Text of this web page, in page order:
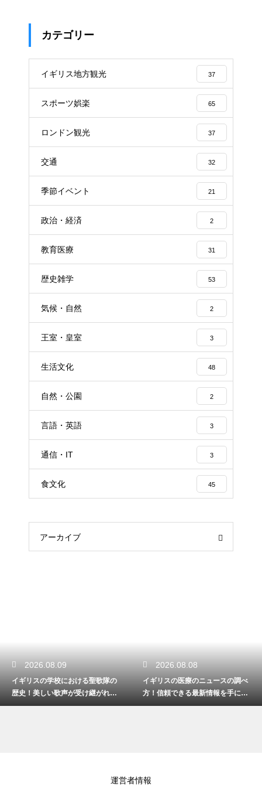
カテゴリー
イギリス地方観光 37
スポーツ娯楽 65
ロンドン観光 37
交通 32
季節イベント 21
政治・経済 2
教育医療 31
歴史雑学 53
気候・自然 2
王室・皇室 3
生活文化 48
自然・公園 2
言語・英語 3
通信・IT 3
食文化 45
アーカイブ
2026.08.08
イギリスの医療のニュースの調べ
方！信頼できる最新情報を手に入
れるコツ
2026.08.08
イギリスの地方を夏に観光する爽
やかな楽しみ方！大自然の緑を感
じる最高の旅
運営者情報